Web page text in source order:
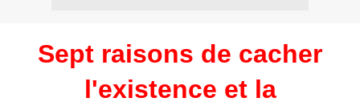
Sept raisons de cacher
l'existence et la